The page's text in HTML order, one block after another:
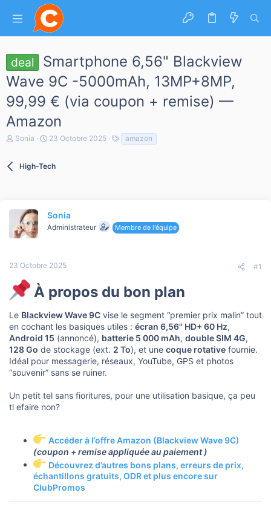
deal
Smartphone 6,56" Blackview
Wave 9C -5000mAh, 13MP+8MP,
99,99 € (via coupon + remise) —
Amazon
A
a
d
c
s
o
n
Sonia
D
e
b
u
23 Octobre 2025
a
amazon
High-Tech
Sonia
Administrateur Membre de l'équipe
23 Octobre 2025 #1
À propos du bon plan​
Le Blackview Wave 9C vise le segment “premier prix malin” tout
en cochant les basiques utiles : écran 6,56" HD+ 60 Hz,
Android 15 (annoncé), batterie 5 000 mAh, double SIM 4G,
128 Go de stockage (ext. 2 To), et une coque rotative fournie.
Idéal pour messagerie, réseaux, YouTube, GPS et photos
“souvenir” sans se ruiner.
Un petit tel sans fioritures, pour une utilisation basique, ça peu
tl efaire non?
Accéder à l’offre Amazon (Blackview Wave 9C)
(coupon + remise appliquée au paiement )
Découvrez d’autres bons plans, erreurs de prix,
échantillons gratuits, ODR et plus encore sur
ClubPromos